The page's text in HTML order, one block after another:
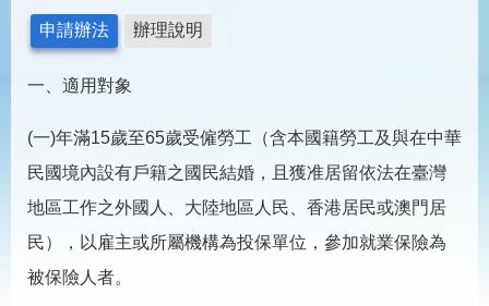
相
關
結
常
見
問
答
為
服
申請辦法 辦理說明
一、適用對象
(一)年滿15歲至65歲受僱勞工（含本國籍勞工及與在中華
民國境內設有戶籍之國民結婚，且獲准居留依法在臺灣
地區工作之外國人、大陸地區人民、香港居民或澳門居
民），以雇主或所屬機構為投保單位，參加就業保險為
被保險人者。